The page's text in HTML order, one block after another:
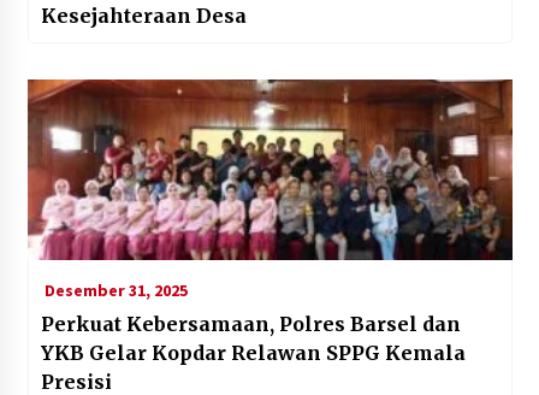
Kesejahteraan Desa
Desember 31, 2025
Perkuat Kebersamaan, Polres Barsel dan
YKB Gelar Kopdar Relawan SPPG Kemala
Presisi